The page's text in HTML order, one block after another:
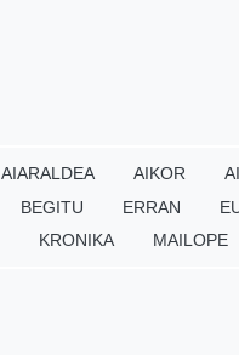
AIARALDEA AIKOR
BEGITU
ERRAN
KRONIKA
MAILOPE